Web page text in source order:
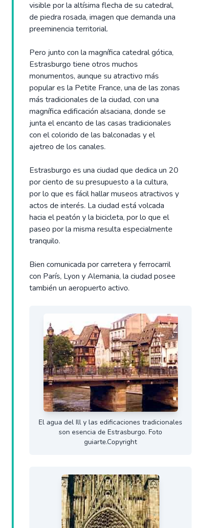
visible por la altísima flecha de su catedral,
de piedra rosada, imagen que demanda una
preeminencia territorial.
Pero junto con la magnífica catedral gótica,
Estrasburgo tiene otros muchos
monumentos, aunque su atractivo más
popular es la Petite France, una de las zonas
más tradicionales de la ciudad, con una
magnífica edificación alsaciana, donde se
junta el encanto de las casas tradicionales
con el colorido de las balconadas y el
ajetreo de los canales.
Estrasburgo es una ciudad que dedica un 20
por ciento de su presupuesto a la cultura,
por lo que es fácil hallar museos atractivos y
actos de interés. La ciudad está volcada
hacia el peatón y la bicicleta, por lo que el
paseo por la misma resulta especialmente
tranquilo.
Bien comunicada por carretera y ferrocarril
con París, Lyon y Alemania, la ciudad posee
también un aeropuerto activo.
El agua del Ill y las edificaciones tradicionales
son esencia de Estrasburgo. Foto
guiarte.Copyright